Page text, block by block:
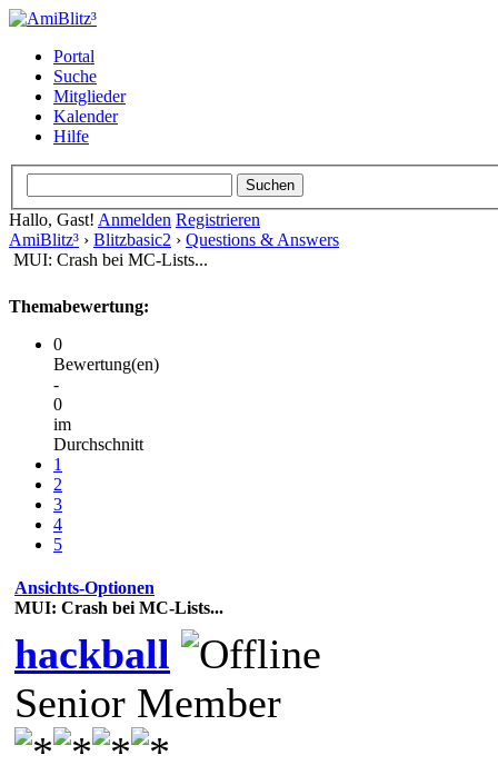
Portal
Suche
Mitglieder
Kalender
Hilfe
Hallo, Gast! Anmelden Registrieren
AmiBlitz³ › Blitzbasic2 › Questions & Answers
MUI: Crash bei MC-Lists...
Themabewertung:
0
Bewertung(en)
-
0
im
Durchschnitt
1
2
3
4
5
Ansichts-Optionen
MUI: Crash bei MC-Lists...
hackball
Senior Member